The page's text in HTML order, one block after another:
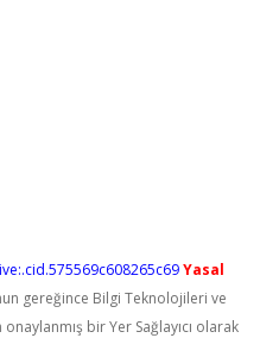
Yasal
gereğince Bilgi Teknolojileri ve
bir Yer Sağlayıcı olarak